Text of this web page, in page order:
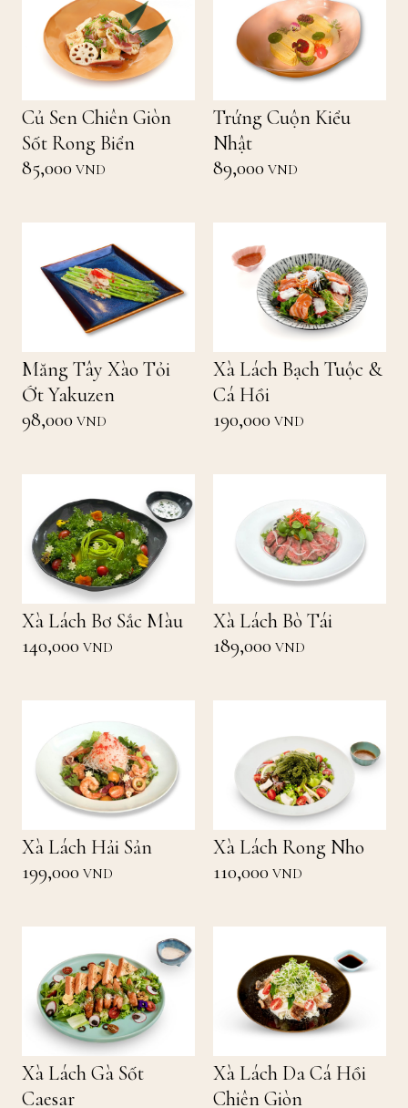
Củ Sen Chiên Giòn
Sốt Rong Biển
85,000 VND
Trứng Cuộn Kiểu
Nhật
89,000 VND
Măng Tây Xào Tỏi
Ớt Yakuzen
98,000 VND
Xà Lách Bạch Tuộc &
Cá Hồi
190,000 VND
Xà Lách Bơ Sắc Màu
140,000 VND
Xà Lách Bò Tái
189,000 VND
Xà Lách Hải Sản
199,000 VND
Xà Lách Rong Nho
110,000 VND
Xà Lách Gà Sốt
Caesar
Xà Lách Da Cá Hồi
Chiên Giòn